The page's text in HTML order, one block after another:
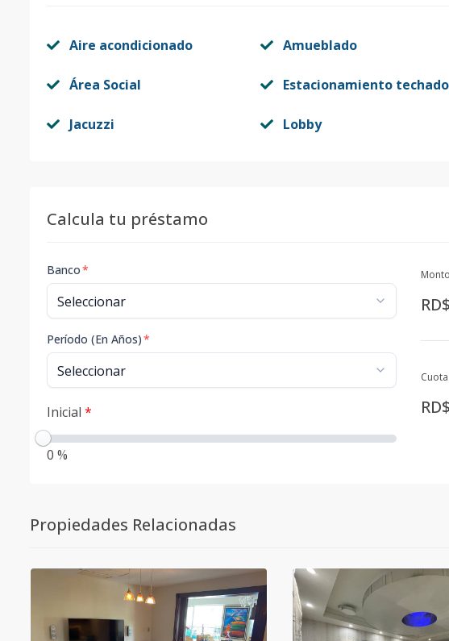
Aire acondicionado Amueblado
Área Social Estacionamiento techado
Jacuzzi Lobby
Calcula tu préstamo
Banco*
Período (En Años)*
Inicial *
0 %
Propiedades Relacionadas